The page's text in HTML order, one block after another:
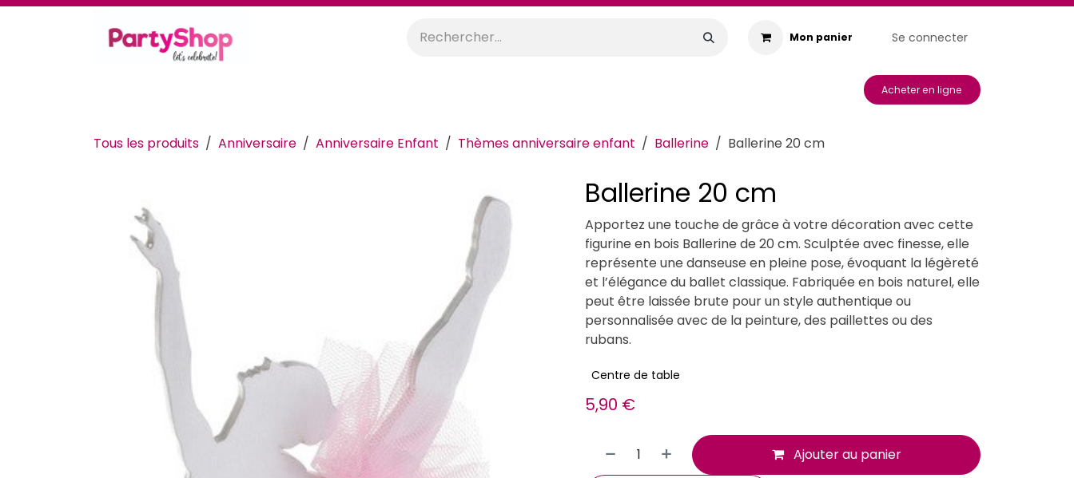
Se rendre au contenu
Mon panier Se connecter
Acheter en ligne
Tous les produits Anniversaire Anniversaire Enfant Thèmes anniversaire enfant Ballerine Ballerine 20 cm
Ballerine 20 cm
Apportez une touche de grâce à votre décoration avec cette
figurine en bois Ballerine de 20 cm. Sculptée avec finesse, elle
représente une danseuse en pleine pose, évoquant la légèreté
et l’élégance du ballet classique. Fabriquée en bois naturel, elle
peut être laissée brute pour un style authentique ou
personnalisée avec de la peinture, des paillettes ou des
rubans.
Centre de table
5,90 €
Ajouter au panier